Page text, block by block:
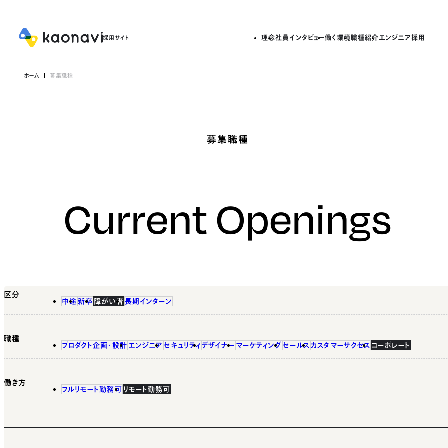
理念社員インタビュー働く環境職種紹介エンジニア採用
ホーム 募集職種
募集職種
Current Openings
区分
中途 新卒 障がい者 長期インターン
職種
プロダクト企画・設計 エンジニア セキュリティ デザイナー マーケティング セールス カスタマーサクセス コーポレート
働き方
フルリモート勤務可 リモート勤務可